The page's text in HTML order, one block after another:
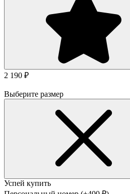
2 190 ₽
Выберите размер
Успей купить